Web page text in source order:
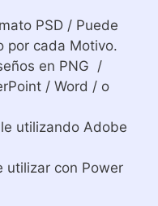
PSD / Puede
por cada Motivo.
en PNG /
/ Word / o
utilizando Adobe
utilizar con Power